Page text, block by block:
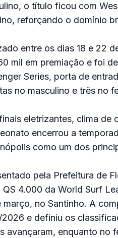
o título ficou com
reforçando o domínio
entre os dias 18 e 22
mil em premiação e foi
Series, porta de
no masculino e três no
eletrizantes, clima de
encerrou a
como um dos
pela Prefeitura de
QS 4.000 da World Surf
março, no Santinho. A
e definiu os
avançaram, enquanto no